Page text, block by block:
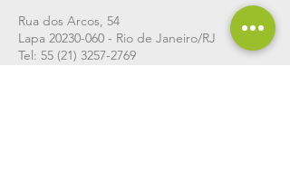
Rua dos Arcos, 54
Lapa 20230-060 - Rio de Janeiro/RJ
Tel: 55 (21) 3257-2769